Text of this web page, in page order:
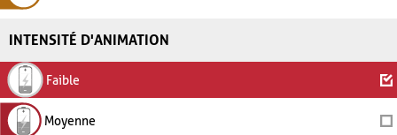
INTENSITÉ D'ANIMATION
Faible
Moyenne